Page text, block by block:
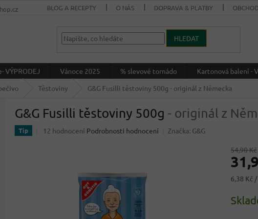
BLOG A RECEPTY O NÁS DOPRAVA & PLATBY
HLEDAT
VÝPRODEJ Vánoce 2025 % slevové tornádo Kartonová balení -
Těstoviny G&G Fusilli těstoviny 500g - originál z Německa
G&G Fusilli těstoviny 500g - originál z
Tip
Průměrné
12 hodnocení Podrobnosti hodnocení Značka: G&G
54,90 Kč
Měrná
6,38 Kč